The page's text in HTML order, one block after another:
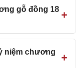
gỗ đồng 18
niệm chương